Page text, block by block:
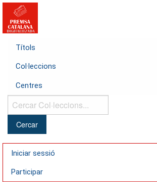
Títols
Col·leccions
Centres
Cercar
Col·leccions...
Iniciar sessió
Participar